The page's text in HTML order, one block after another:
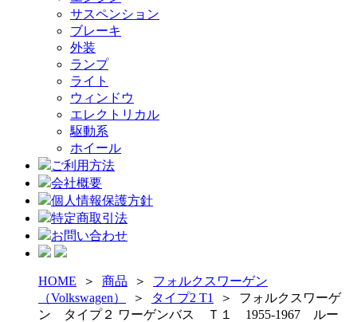
サスペンション
ブレーキ
外装
ランプ
ライト
ウィンドウ
エレクトリカル
駆動系
ホイール
ご利用方法
会社概要
個人情報保護方針
特定商取引法
お問い合わせ
HOME ＞ 商品 ＞ フォルクスワーゲン
（Volkswagen）
＞ タイプ2 T1 ＞ フォルクスワーゲ
ン タイプ２ ワーゲンバス Ｔ１ 1955-1967 ルー